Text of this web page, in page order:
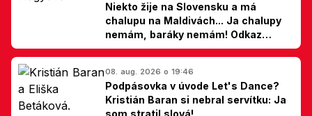
Niekto žije na Slovensku a má
chalupu na Maldivách... Ja chalupy
nemám, baráky nemám! Odkaz
Slovákom
08. aug. 2026 o 19:46
Podpásovka v úvode Let's Dance?
Kristián Baran si nebral servítku: Ja